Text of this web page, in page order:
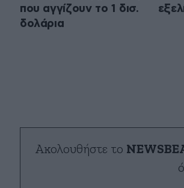
που αγγίζουν το 1 δισ.
δολάρια
Ακολουθήστε το